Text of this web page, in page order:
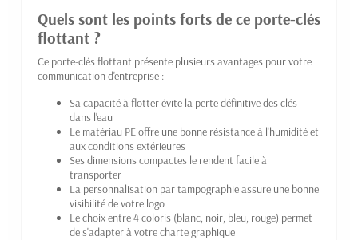
Quels sont les points forts de ce porte-clés
flottant ?
Ce porte-clés flottant présente plusieurs avantages pour votre
communication d'entreprise :
Sa capacité à flotter évite la perte définitive des clés
dans l'eau
Le matériau PE offre une bonne résistance à l'humidité et
aux conditions extérieures
Ses dimensions compactes le rendent facile à
transporter
La personnalisation par tampographie assure une bonne
visibilité de votre logo
Le choix entre 4 coloris (blanc, noir, bleu, rouge) permet
de s'adapter à votre charte graphique